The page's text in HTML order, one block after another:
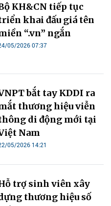
KH&CN tiếp tục
khai đấu giá tên
“.vn” ngắn
05/2026 07:37
bắt tay KDDI ra
thương hiệu viễn
di động mới tại
Nam
05/2026 14:21
trợ sinh viên xây
thương hiệu số